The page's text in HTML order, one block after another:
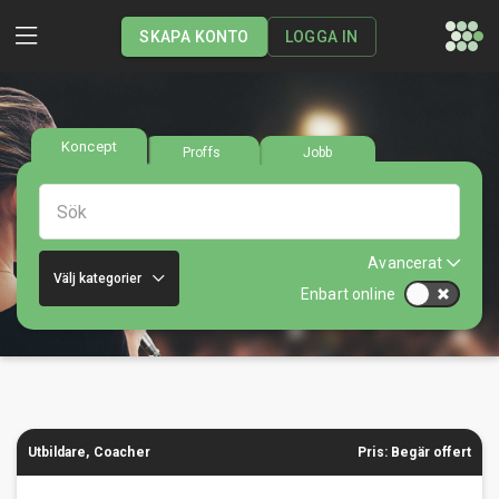
SKAPA KONTO LOGGA IN
Koncept Proffs Jobb
Avancerat
Enbart online
Välj kategorier
Utbildare, Coacher Pris: Begär offert